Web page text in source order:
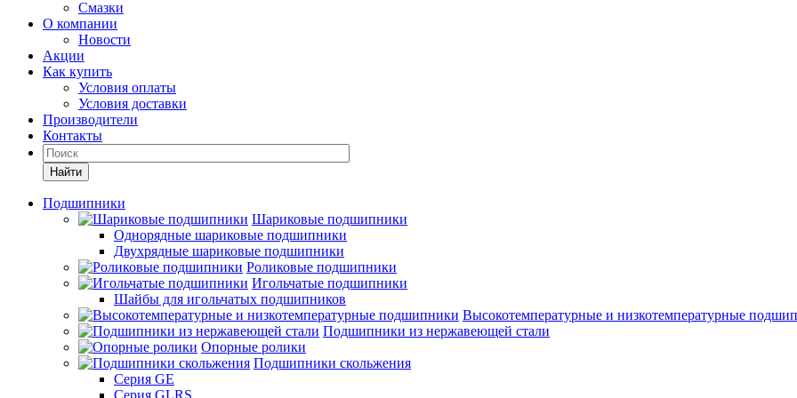
Смазки
О компании
Новости
Акции
Как купить
Условия оплаты
Условия доставки
Производители
Контакты
Найти
Подшипники
Шариковые подшипники
Однорядные шариковые подшипники
Двухрядные шариковые подшипники
Роликовые подшипники
Игольчатые подшипники
Шайбы для игольчатых подшипников
Высокотемпературные и низкотемпературные
Подшипники из нержавеющей стали
Опорные ролики
Подшипники скольжения
Серия GE
Серия GLRS